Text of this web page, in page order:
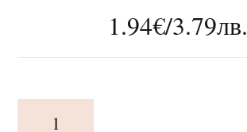
1.94€/3.79лв.